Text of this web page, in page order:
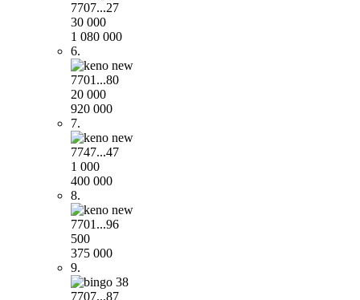
7707...27
30 000
1 080 000
6.
7701...80
20 000
920 000
7.
7747...47
1 000
400 000
8.
7701...96
500
375 000
9.
7707...87